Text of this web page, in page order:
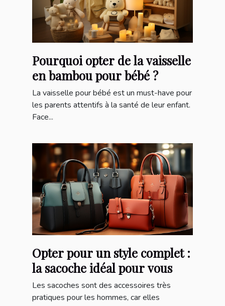
Pourquoi opter de la vaisselle
en bambou pour bébé ?
La vaisselle pour bébé est un must-have pour
les parents attentifs à la santé de leur enfant.
Face...
Opter pour un style complet :
la sacoche idéal pour vous
Les sacoches sont des accessoires très
pratiques pour les hommes, car elles